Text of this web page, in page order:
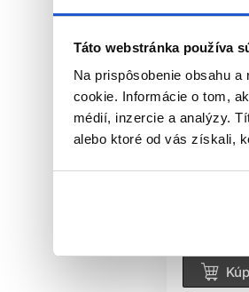
Táto webstránka používa
Na prispôsobenie obsahu
cookie. Informácie o tom,
médií, inzercie a analýzy.
alebo ktoré od vás získali,
Oficiálna
Subrina
šampón
Subrina